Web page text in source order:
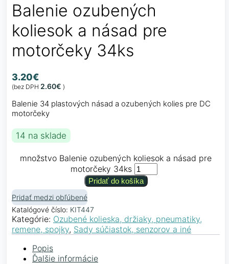
Balenie ozubených
koliesok a násad pre
motorčeky 34ks
3.20€
(bez DPH 2.60€ )
Balenie 34 plastových násad a ozubených kolies pre DC
motorčeky
14 na sklade
množstvo Balenie ozubených koliesok a násad pre
motorčeky 34ks
Pridať do košíka
Pridať medzi obľúbené
Katalógové číslo: KIT447
Kategórie: Ozubené kolieska, držiaky, pneumatiky,
remene, spojky, Sady súčiastok, senzorov a iné
Popis
Ďalšie informácie